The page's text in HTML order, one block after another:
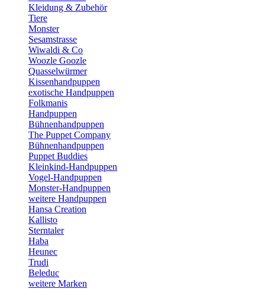
Kleidung & Zubehör
Tiere
Monster
Sesamstrasse
Wiwaldi & Co
Woozle Goozle
Quasselwürmer
Kissenhandpuppen
exotische Handpuppen
Folkmanis
Handpuppen
Bühnenhandpuppen
The Puppet Company
Bühnenhandpuppen
Puppet Buddies
Kleinkind-Handpuppen
Vogel-Handpuppen
Monster-Handpuppen
weitere Handpuppen
Hansa Creation
Kallisto
Sterntaler
Haba
Heunec
Trudi
Beleduc
weitere Marken